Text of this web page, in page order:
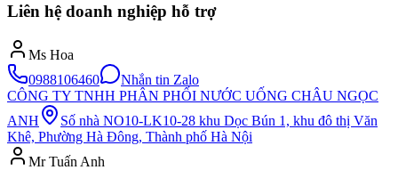
Liên hệ doanh nghiệp hỗ trợ
Ms Hoa
0988106460
Nhắn tin Zalo
CÔNG TY TNHH PHÂN PHỐI NƯỚC UỐNG CHÂU NGỌC
ANH
Số nhà NO10-LK10-28 khu Dọc Bún 1, khu đô thị Văn
Khê, Phường Hà Đông, Thành phố Hà Nội
Mr Tuấn Anh